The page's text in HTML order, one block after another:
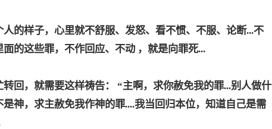
的样子，心里就不舒服、发怒、看不惯、不服、论断...不
的这些罪，不作回应、不动 ，就是向罪死...
回，就需要这样祷告：
“主啊，求你赦免我的罪...别人做什
神，求主赦免我作神的罪....我当回归本位，知道自己是需